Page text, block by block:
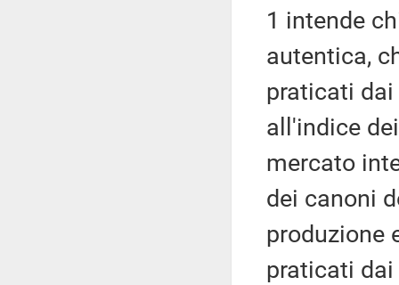
1 intende
autentica,
praticati
all'indice
mercato
dei canoni
produzione
praticati